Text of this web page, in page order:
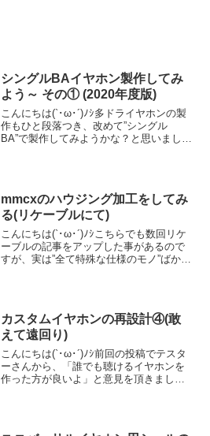
シングルBAイヤホン製作してみ
よう～ その① (2020年度版)
こんにちは(`･ω･´)ﾉｼ多ドライヤホンの製
作もひと段落つき、改めて”シングル
BA”で製作してみようかな？と思いまし
mmcxのハウジング加工をしてみ
る(リケーブルにて)
こんにちは(`･ω･´)ﾉｼこちらでも数回リケ
ーブルの記事をアップした事があるので
すが、実は”全て特殊な仕様のモノ”ばかり
カスタムイヤホンの再設計④(敢
えて遠回り)
こんにちは(`･ω･´)ﾉｼ前回の投稿でテスタ
ーさんから、「誰でも聴けるイヤホンを
作った方が良いよ」と意見を頂きました